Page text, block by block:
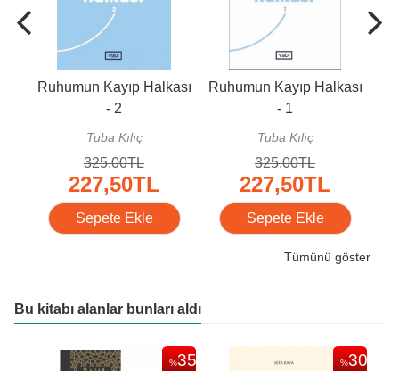
Ruhumun Kayıp Halkası
- 2
Tuba Kılıç
325,00TL
227,50TL
Sepete Ekle
Ruhumun Kayıp Halkası
- 1
Tuba Kılıç
325,00TL
227,50TL
Sepete Ekle
Tümünü göster
Bu kitabı alanlar bunları aldı
%35 %30